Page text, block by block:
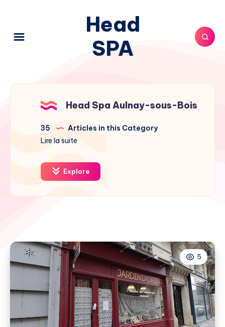
Head
SPA
Head Spa Aulnay-sous-Bois
35
Articles in this Category
Lire la suite
Explore
5